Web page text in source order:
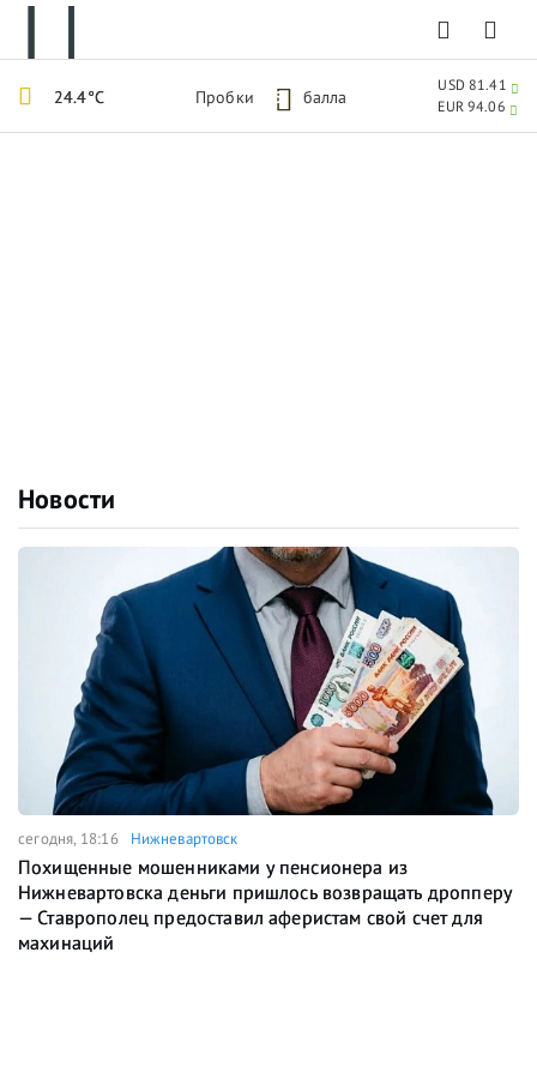
Новости
сегодня, 18:16 Нижневартовск
Похищенные мошенниками у пенсионера из
Нижневартовска деньги пришлось возвращать дропперу
— Ставрополец предоставил аферистам свой счет для
махинаций
24.4°C Пробки 5 балла
USD 81.41
EUR 94.06